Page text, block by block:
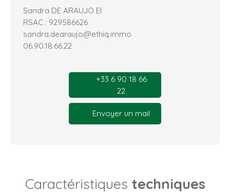
Sandra DE ARAUJO EI
RSAC : 929586626
sandra.dearaujo@ethiq.immo
06.90.18.66.22
+33 6 90 18 66
22
Envoyer un mail
Caractéristiques techniques